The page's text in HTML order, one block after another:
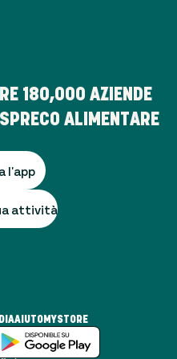
180,000 AZIENDE
ALIMENTARE
l'app
attività
AIUTOMYSTORE